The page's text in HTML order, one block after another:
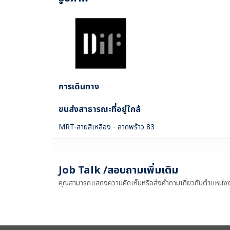
การเดินทาง
ขนส่งสาธารณะที่อยู่ใกล้
MRT-สายสีเหลือง - ลาดพร้าว 83
Job Talk /สอบถามเพิ่มเติม
คุณสามารถแสดงความคิดเห็นหรือส่งคำถามเกี่ยวกับตำแหน่ง